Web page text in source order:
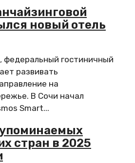
новый отель
федеральный гостиничный
развивать
на
В Сочи начал
Smart...
стран в 2025